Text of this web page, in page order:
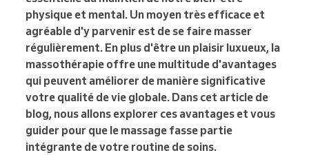
physique et mental. Un moyen très efficace et
agréable d'y parvenir est de se faire masser
régulièrement. En plus d'être un plaisir luxueux, la
massothérapie offre une multitude d'avantages
qui peuvent améliorer de manière significative
votre qualité de vie globale. Dans cet article de
blog, nous allons explorer ces avantages et vous
guider pour que le massage fasse partie
intégrante de votre routine de soins.